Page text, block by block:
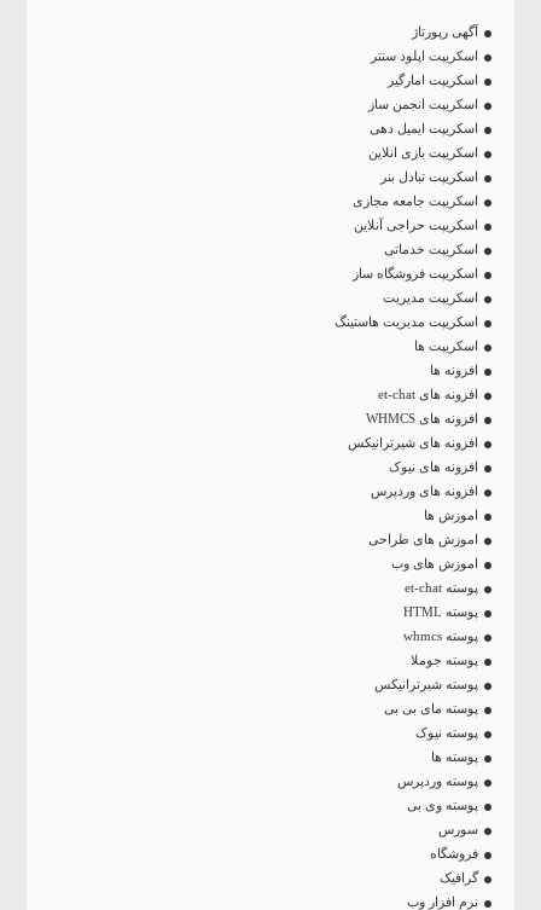
آگهی رپورتاژ
اسکریپت اپلود سنتر
اسکریپت امارگیر
اسکریپت انجمن ساز
اسکریپت ایمیل دهی
اسکریپت بازی انلاین
اسکریپت تبادل بنر
اسکریپت جامعه مجازی
اسکریپت حراجی آنلاین
اسکریپت خدماتی
اسکریپت فروشگاه ساز
اسکریپت مدیریت
اسکریپت مدیریت هاستینگ
اسکریپت ها
افزونه ها
افزونه های et-chat
افزونه های WHMCS
افزونه های شیرترانیکس
افزونه های نیوک
افزونه های وردپرس
اموزش ها
اموزش های طراحی
اموزش های وب
پوسته et-chat
پوسته HTML
پوسته whmcs
پوسته جوملا
پوسته شیرترانیکس
پوسته مای بی بی
پوسته نیوک
پوسته ها
پوسته وردپرس
پوسته وی بی
سورس
فروشگاه
گرافیک
نرم افزار وب